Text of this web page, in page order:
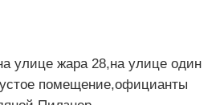
улице жара 28,на улице один
помещение,официанты